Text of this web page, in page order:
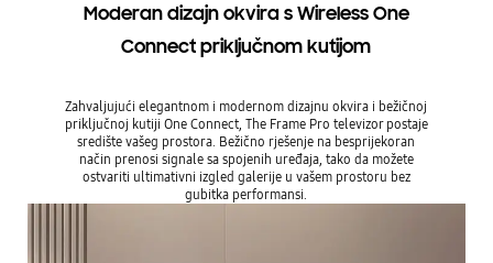
Moderan dizajn okvira s Wireless One
Connect priključnom kutijom
Zahvaljujući elegantnom i modernom dizajnu okvira i bežičnoj
priključnoj kutiji One Connect, The Frame Pro televizor postaje
središte vašeg prostora. Bežično rješenje na besprijekoran
način prenosi signale sa spojenih uređaja, tako da možete
ostvariti ultimativni izgled galerije u vašem prostoru bez
gubitka performansi.